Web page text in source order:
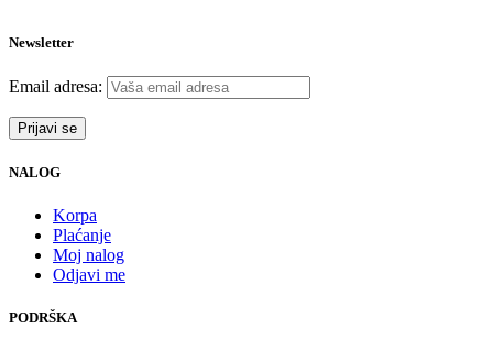
Newsletter
Email adresa:
NALOG
Korpa
Plaćanje
Moj nalog
Odjavi me
PODRŠKA